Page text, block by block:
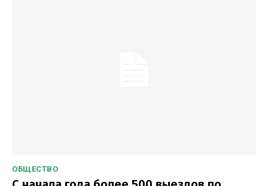
ОБЩЕСТВО